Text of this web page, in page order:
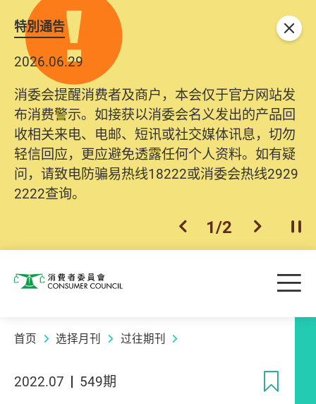
特別通告
2026.06.29
消委会提醒消费者及商户，本会仅于官方网站发
布消费警示。如接获以消委会名义发出的产品回
收相关来电、电邮、短讯或社交媒体讯息，切勿
轻信回应，更应避免透露任何个人资料。如有疑
问，请致电防骗易热线18222或消委会热线2929
2222查询。
上一个
1/2 下一个开
关闭
消费者委员会 目
首页 选择月刊 过往期刊
2022.07 549期